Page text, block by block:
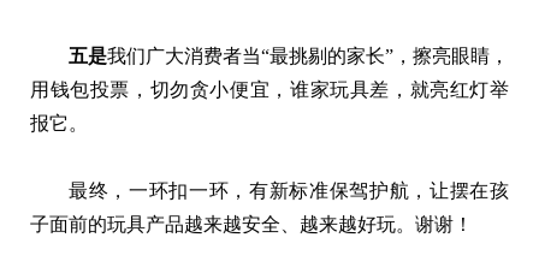
五是我们广大消费者当“最挑剔的家长”，擦亮眼睛，
用钱包投票，切勿贪小便宜，谁家玩具差，就亮红灯举
报它。
最终，一环扣一环，有新标准保驾护航，让摆在孩
子面前的玩具产品越来越安全、越来越好玩。谢谢！